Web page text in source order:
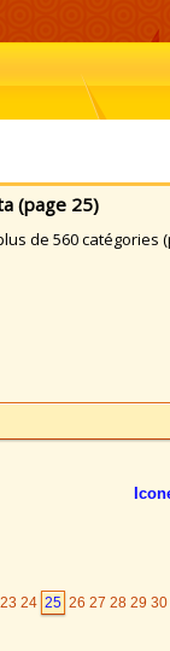
(page 25)
de 560 catégories
23 24 25 26 27 28 29 30